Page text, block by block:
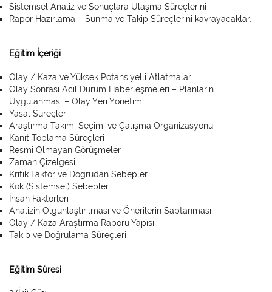
Sistemsel Analiz ve Sonuçlara Ulaşma Süreçlerini
Rapor Hazırlama – Sunma ve Takip Süreçlerini kavrayacaklar.
Eğitim İçeriği
Olay / Kaza ve Yüksek Potansiyelli Atlatmalar
Olay Sonrası Acil Durum Haberleşmeleri – Planların
Uygulanması – Olay Yeri Yönetimi
Yasal Süreçler
Araştırma Takımı Seçimi ve Çalışma Organizasyonu
Kanıt Toplama Süreçleri
Resmi Olmayan Görüşmeler
Zaman Çizelgesi
Kritik Faktör ve Doğrudan Sebepler
Kök (Sistemsel) Sebepler
İnsan Faktörleri
Analizin Olgunlaştırılması ve Önerilerin Saptanması
Olay / Kaza Araştırma Raporu Yapısı
Takip ve Doğrulama Süreçleri
Eğitim Süresi